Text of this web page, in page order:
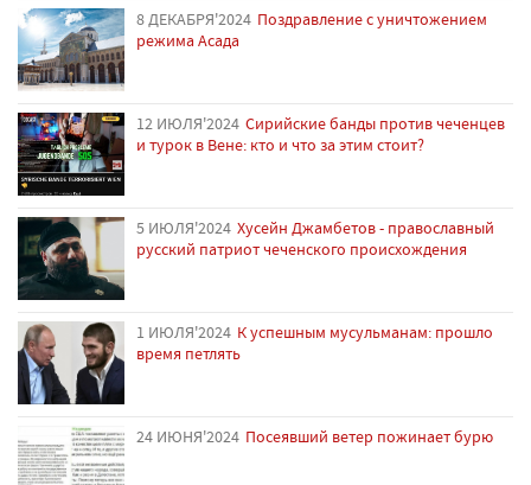
8 ДЕКАБРЯ'2024 Поздравление с уничтожением
режима Асада
12 ИЮЛЯ'2024 Сирийские банды против чеченцев
и турок в Вене: кто и что за этим стоит?
5 ИЮЛЯ'2024 Хусейн Джамбетов - православный
русский патриот чеченского происхождения
1 ИЮЛЯ'2024 К успешным мусульманам: прошло
время петлять
24 ИЮНЯ'2024 Посеявший ветер пожинает бурю